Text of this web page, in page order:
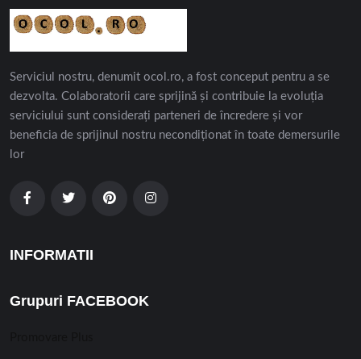
Serviciul nostru, denumit ocol.ro, a fost conceput pentru a se
dezvolta. Colaboratorii care sprijină și contribuie la evoluția
serviciului sunt considerați parteneri de încredere și vor
beneficia de sprijinul nostru necondiționat în toate demersurile
lor
INFORMATII
Grupuri FACEBOOK